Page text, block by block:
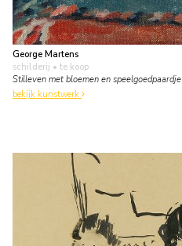
George Martens
schilderij • te koop
Stilleven met bloemen en speelgoedpaardje
bekijk kunstwerk